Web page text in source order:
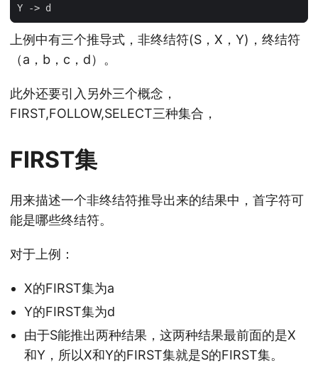
Y
-> d
上例中有三个推导式，非终结符(S，X，Y)，终结符
（a，b，c，d）。
此外还要引入另外三个概念，
FIRST,FOLLOW,SELECT三种集合，
FIRST集
用来描述一个非终结符推导出来的结果中，首字符可
能是哪些终结符。
对于上例：
X的FIRST集为a
Y的FIRST集为d
由于S能推出两种结果，这两种结果最前面的是X
和Y，所以X和Y的FIRST集就是S的FIRST集。